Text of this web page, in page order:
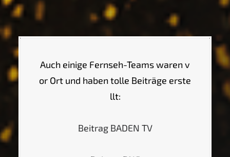
Auch einige Fernseh-Teams waren v
or Ort und haben tolle Beiträge erste
llt:
Beitrag BADEN TV